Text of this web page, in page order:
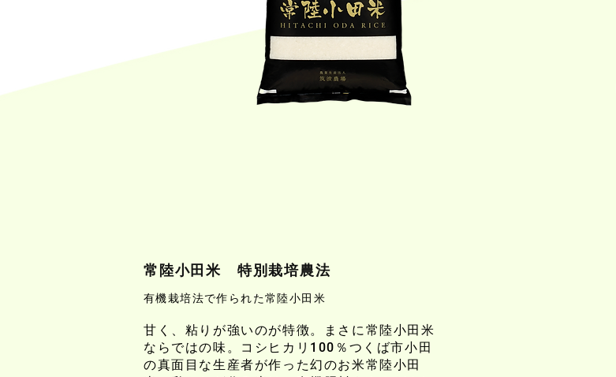
常陸小田米 特別栽培農法
有機栽培法で作られた常陸小田米
甘く、粘りが強いのが特徴。まさに常陸小田米
ならではの味。コシヒカリ100％つくば市小田
の真面目な生産者が作った幻のお米常陸小田